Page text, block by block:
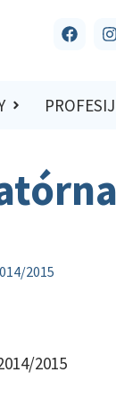
2015
2015